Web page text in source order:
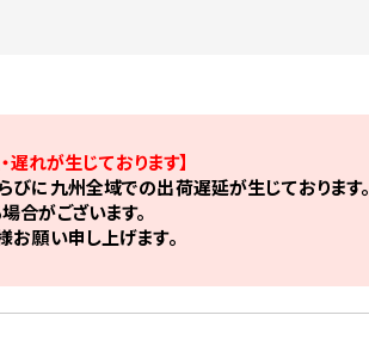
れが生じております】
に九州全域での出荷遅延が生じております。
合がございます。
お願い申し上げます。